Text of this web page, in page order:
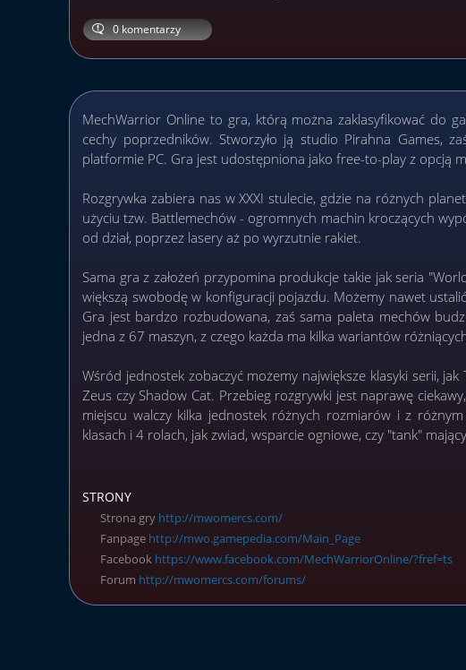
0 komentarzy
MechWarrior Online to gra, którą można zaklasyfikować do
cechy poprzedników. Stworzyło ją studio Pirahna Games,
platformie PC. Gra jest udostępniona jako free-to-play z opcją
Rozgrywka zabiera nas w XXXI stulecie, gdzie na różnych
użyciu tzw. Battlemechów - ogromnych machin kroczących
od dział, poprzez lasery aż po wyrzutnie rakiet.
Sama gra z założeń przypomina produkcje takie jak seria
większą swobodę w konfiguracji pojazdu. Możemy nawet
Gra jest bardzo rozbudowana, zaś sama paleta mechów
jedna z 67 maszyn, z czego każda ma kilka wariantów
Wśród jednostek zobaczyć możemy największe klasyki serii,
Zeus czy Shadow Cat. Przebieg rozgrywki jest naprawę
miejscu walczy kilka jednostek różnych rozmiarów i z
klasach i 4 rolach, jak zwiad, wsparcie ogniowe, czy "tank"
STRONY
Strona gry http://mwomercs.com/
Fanpage http://mwo.gamepedia.com/Main_Page
Facebook https://www.facebook.com/MechWarriorOnline/?fref=ts
Forum http://mwomercs.com/forums/